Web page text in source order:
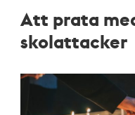
Att prata
skolattacker